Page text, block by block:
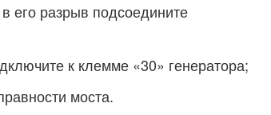
его разрыв подсоедините
к клемме «30» генератора;
моста.